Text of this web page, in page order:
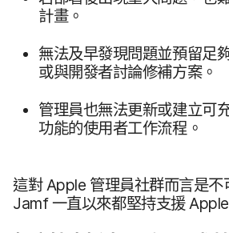
計畫。
無法​及​早發現​問題​並​預留​足
或​與​開發​者​討論​修補​方案。
管理員​也​無法​更​新​或​建立​可​
功能​的​使用​者​工作​流程。
這​對Apple 管理員​社群​而​言​是​
Jamf一直​以來​都​堅持​支援